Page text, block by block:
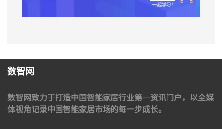
数智网
数智网致力于打造中国智能家居行业第一资讯门户，以全媒
体视角记录中国智能家居市场的每一步成长。